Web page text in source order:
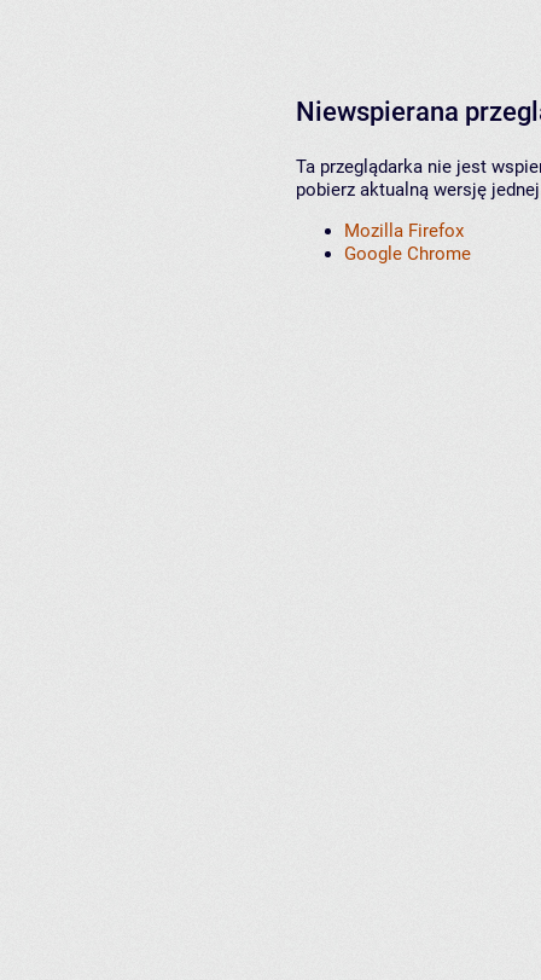
Niewspierana
Ta przeglądarka nie jest
pobierz aktualną wersję
Mozilla Firefox
Google Chrome